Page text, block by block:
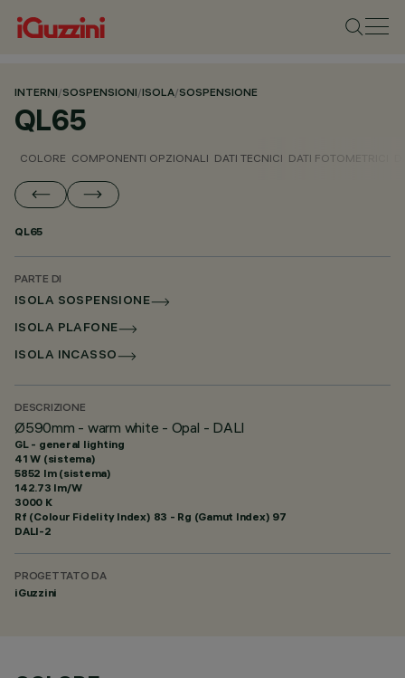
INTERNI/SOSPENSIONI/ISOLA/SOSPENSIONE
QL65
COLORE COMPONENTI OPZIONALI DATI TECNICI DATI FOTOMETRICI
QL65
PARTE DI
ISOLA SOSPENSIONE
ISOLA PLAFONE
ISOLA INCASSO
DESCRIZIONE
Ø590mm - warm white - Opal - DALI
GL - general lighting
41 W (sistema)
5852 lm (sistema)
142.73 lm/W
3000 K
Rf (Colour Fidelity Index) 83 - Rg (Gamut Index) 97
DALI-2
PROGETTATO DA
iGuzzini